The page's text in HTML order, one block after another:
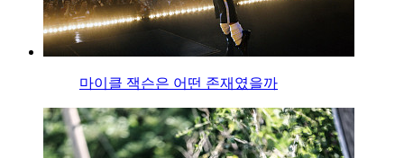
마이클 잭슨은 어떤 존재였을까